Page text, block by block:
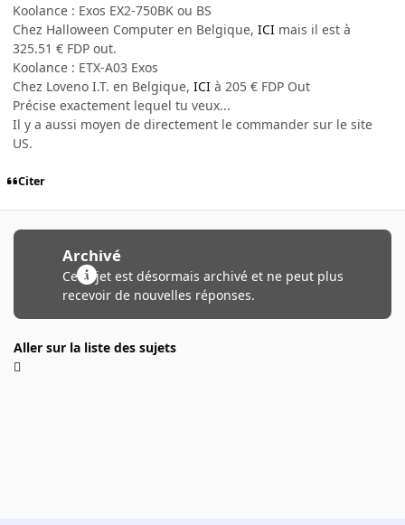
Koolance : Exos EX2-750BK ou BS
Chez Halloween Computer en Belgique, ICI mais il est à
325.51 € FDP out.
Koolance : ETX-A03 Exos
Chez Loveno I.T. en Belgique, ICI à 205 € FDP Out
Précise exactement lequel tu veux...
Il y a aussi moyen de directement le commander sur le site
US.
Citer
Archivé
Ce sujet est désormais archivé et ne peut plus
recevoir de nouvelles réponses.
Aller sur la liste des sujets